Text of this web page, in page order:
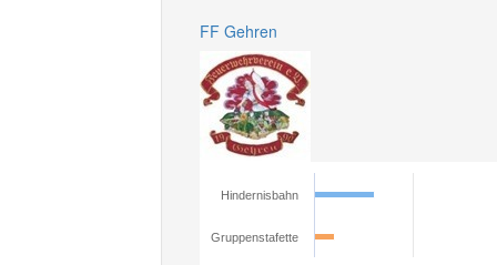
FF Gehren
Hindernisbahn
Gruppenstafette